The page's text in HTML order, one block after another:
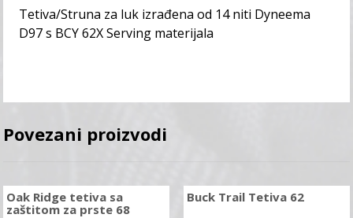
Tetiva/Struna za luk izrađena od 14 niti Dyneema
D97 s BCY 62X Serving materijala
Povezani proizvodi
Oak Ridge tetiva sa
zaštitom za prste 68
Buck Trail Tetiva 62